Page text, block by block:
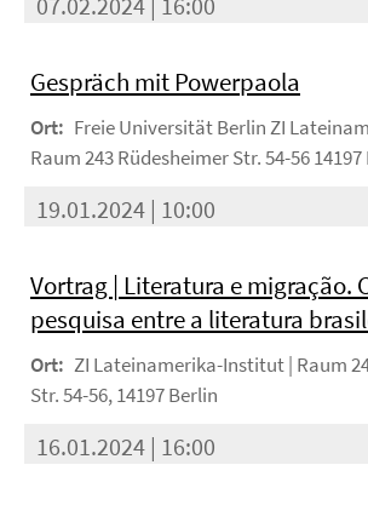
Gespräch mit Powerpaola
Ort: Freie Universität Berlin ZI
Raum 243 Rüdesheimer Str. 54-56
19.01.2024 | 10:00
Vortrag | Literatura e migração.
pesquisa entre a literatura
Ort: ZI Lateinamerika-Institut | Raum
Str. 54-56, 14197 Berlin
16.01.2024 | 16:00